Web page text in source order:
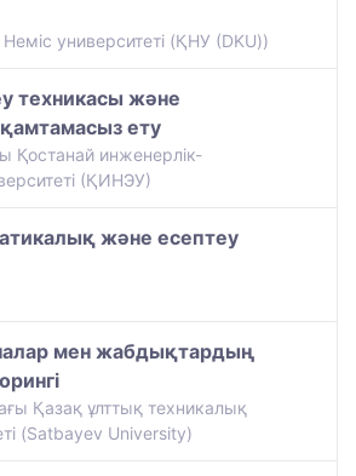
университетi (ҚНУ (DKU))
техникасы және
ету
Қостанай инженерлік-
(ҚИНЭУ)
және есептеу
мен жабдықтардың
Қазақ ұлттық техникалық
(Satbayev University)